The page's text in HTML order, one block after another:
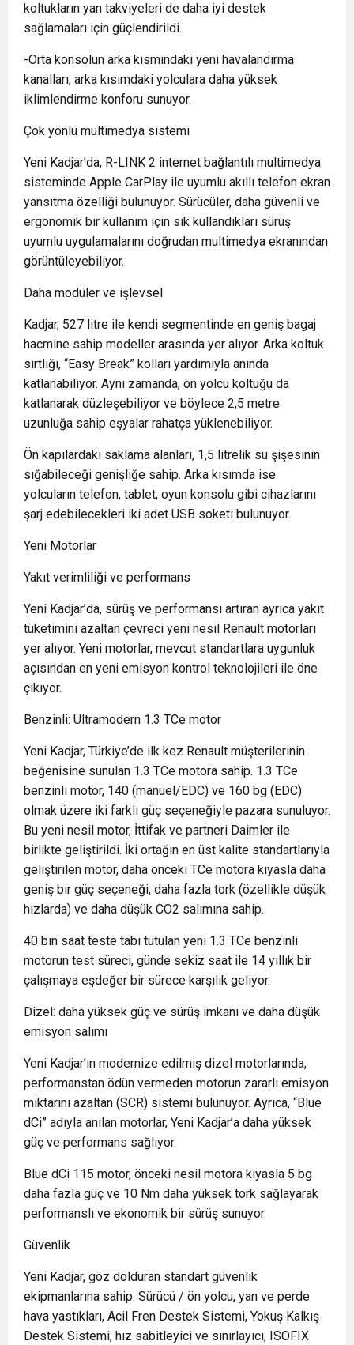
koltukların yan takviyeleri de daha iyi destek
sağlamaları için güçlendirildi.
-Orta konsolun arka kısmındaki yeni havalandırma
kanalları, arka kısımdaki yolculara daha yüksek
iklimlendirme konforu sunuyor.
Çok yönlü multimedya sistemi
Yeni Kadjar’da, R-LINK 2 internet bağlantılı multimedya
sisteminde Apple CarPlay ile uyumlu akıllı telefon ekran
yansıtma özelliği bulunuyor. Sürücüler, daha güvenli ve
ergonomik bir kullanım için sık kullandıkları sürüş
uyumlu uygulamalarını doğrudan multimedya ekranından
görüntüleyebiliyor.
Daha modüler ve işlevsel
Kadjar, 527 litre ile kendi segmentinde en geniş bagaj
hacmine sahip modeller arasında yer alıyor. Arka koltuk
sırtlığı, “Easy Break” kolları yardımıyla anında
katlanabiliyor. Aynı zamanda, ön yolcu koltuğu da
katlanarak düzleşebiliyor ve böylece 2,5 metre
uzunluğa sahip eşyalar rahatça yüklenebiliyor.
Ön kapılardaki saklama alanları, 1,5 litrelik su şişesinin
sığabileceği genişliğe sahip. Arka kısımda ise
yolcuların telefon, tablet, oyun konsolu gibi cihazlarını
şarj edebilecekleri iki adet USB soketi bulunuyor.
Yeni Motorlar
Yakıt verimliliği ve performans
Yeni Kadjar’da, sürüş ve performansı artıran ayrıca yakıt
tüketimini azaltan çevreci yeni nesil Renault motorları
yer alıyor. Yeni motorlar, mevcut standartlara uygunluk
açısından en yeni emisyon kontrol teknolojileri ile öne
çıkıyor.
Benzinli: Ultramodern 1.3 TCe motor
Yeni Kadjar, Türkiye’de ilk kez Renault müşterilerinin
beğenisine sunulan 1.3 TCe motora sahip. 1.3 TCe
benzinli motor, 140 (manuel/EDC) ve 160 bg (EDC)
olmak üzere iki farklı güç seçeneğiyle pazara sunuluyor.
Bu yeni nesil motor, İttifak ve partneri Daimler ile
birlikte geliştirildi. İki ortağın en üst kalite standartlarıyla
geliştirilen motor, daha önceki TCe motora kıyasla daha
geniş bir güç seçeneği, daha fazla tork (özellikle düşük
hızlarda) ve daha düşük CO2 salımına sahip.
40 bin saat teste tabi tutulan yeni 1.3 TCe benzinli
motorun test süreci, günde sekiz saat ile 14 yıllık bir
çalışmaya eşdeğer bir sürece karşılık geliyor.
Dizel: daha yüksek güç ve sürüş imkanı ve daha düşük
emisyon salımı
Yeni Kadjar’ın modernize edilmiş dizel motorlarında,
performanstan ödün vermeden motorun zararlı emisyon
miktarını azaltan (SCR) sistemi bulunuyor. Ayrıca, “Blue
dCi” adıyla anılan motorlar, Yeni Kadjar’a daha yüksek
güç ve performans sağlıyor.
Blue dCi 115 motor, önceki nesil motora kıyasla 5 bg
daha fazla güç ve 10 Nm daha yüksek tork sağlayarak
performanslı ve ekonomik bir sürüş sunuyor.
Güvenlik
Yeni Kadjar, göz dolduran standart güvenlik
ekipmanlarına sahip. Sürücü / ön yolcu, yan ve perde
hava yastıkları, Acil Fren Destek Sistemi, Yokuş Kalkış
Destek Sistemi, hız sabitleyici ve sınırlayıcı, ISOFIX